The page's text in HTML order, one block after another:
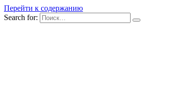
Перейти к содержанию
Search for: